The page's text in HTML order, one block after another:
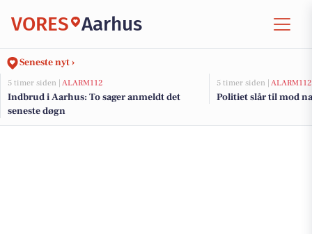
VORES Aarhus
Seneste nyt ›
5 timer siden | ALARM112
Indbrud i Aarhus: To sager anmeldt det
seneste døgn
5 timer siden | ALARM112
Politiet slår til mod